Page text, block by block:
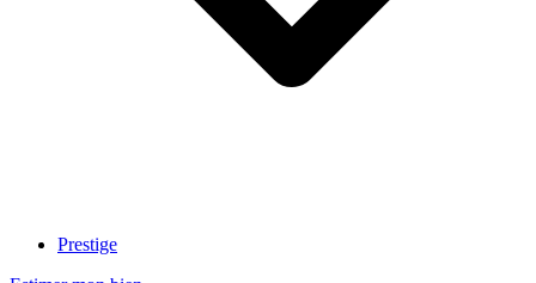
Prestige